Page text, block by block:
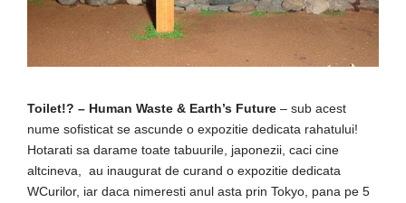
Toilet!? – Human Waste & Earth’s Future – sub acest
nume sofisticat se ascunde o expozitie dedicata rahatului!
Hotarati sa darame toate tabuurile, japonezii, caci cine
altcineva, au inaugurat de curand o expozitie dedicata
WCurilor, iar daca nimeresti anul asta prin Tokyo, pana pe 5